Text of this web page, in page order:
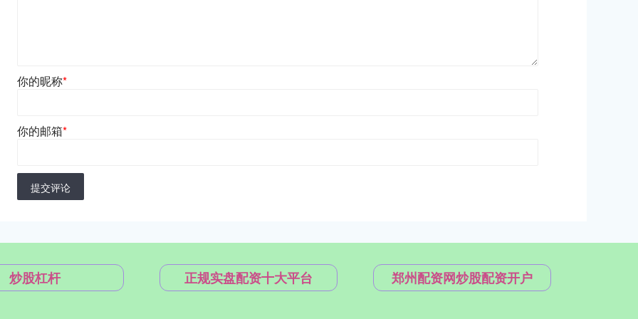
你的昵称*
你的邮箱*
提交评论
炒股杠杆 正规实盘配资十大平台 郑州配资网炒股配资开户